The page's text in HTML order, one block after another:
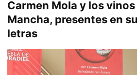
Carmen Mola y los vinos
Mancha, presentes en
letras